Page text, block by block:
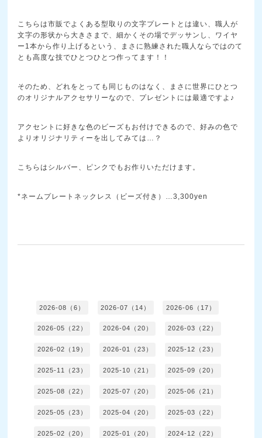
こちらは市販でよくある型取りの文字プレートとは違い、職人が
文字の形状から大きさまで、細かくその場でデッサンし、ワイヤ
ー1本から作り上げるという、まさに熟練された職人ならではのて
とも高度な技でひとつひとつ作ってます！！
そのため、どれをとっても同じものはなく、まさに世界にひとつ
のオリジナルアクセサリーなので、プレゼントには最適ですよ♪
アクセントに好きな色のビーズもお付けできるので、好みの色で
よりオリジナリティーを出してみては…？
こちらはシルバー、ピンクでもお作りいただけます。
*ネームプレートネックレス（ビーズ付き）…3,300yen
2026-08（6） 2026-07（14） 2026-06（17）
2026-05（22） 2026-04（20） 2026-03（22）
2026-02（19） 2026-01（23） 2025-12（23）
2025-11（23） 2025-10（21） 2025-09（20）
2025-08（22） 2025-07（20） 2025-06（21）
2025-05（23） 2025-04（20） 2025-03（22）
2025-02（20） 2025-01（20） 2024-12（22）